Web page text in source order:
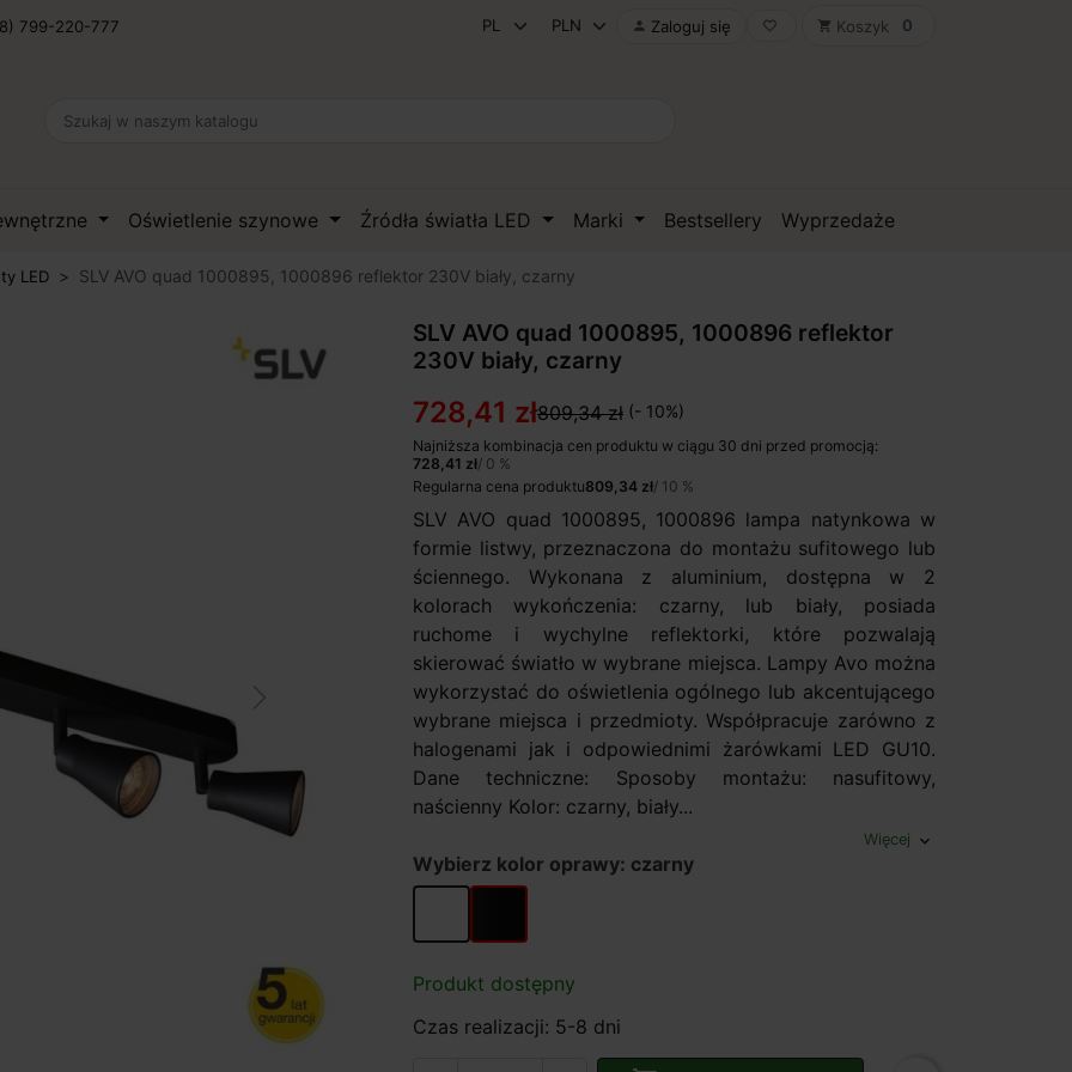
799-220-777  Zaloguj się favorite_border shopping_cart Koszyk 0
Oświetlenie szynowe Źródła światła LED Marki Bestsellery Wyprzedaże
LED SLV AVO quad 1000895, 1000896 reflektor 230V biały, czarny
SLV AVO quad 1000895, 1000896 reflektor
230V biały, czarny
728,41 zł809,34 zł (- 10%)
Najniższa kombinacja cen produktu w ciągu 30 dni przed promocją:
728,41 zł/ 0 %
Regularna cena produktu809,34 zł/ 10 %
SLV AVO quad 1000895, 1000896 lampa natynkowa w
formie listwy, przeznaczona do montażu sufitowego lub
ściennego. Wykonana z aluminium, dostępna w 2
kolorach wykończenia: czarny, lub biały, posiada
ruchome i wychylne reflektorki, które pozwalają
skierować światło w wybrane miejsca. Lampy Avo można
wykorzystać do oświetlenia ogólnego lub akcentującego
wybrane miejsca i przedmioty. Współpracuje zarówno z
halogenami jak i odpowiednimi żarówkami LED GU10.
Dane techniczne: Sposoby montażu: nasufitowy,
naścienny Kolor: czarny, biały...
Więcej expand_more
Wybierz kolor oprawy: czarny
biały czarny
Produkt dostępny
Czas realizacji: 5-8 dni